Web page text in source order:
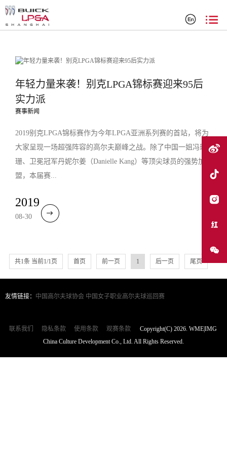
年轻力量来袭！别克LPGA锦标赛迎来95后
实力派
赛事新闻
2019别克LPGA锦标赛作为今年LPGA亚洲系列赛的首站，将为
大家呈现一场超强阵容的高尔夫巅峰之战。除了中国一姐冯珊
珊、卫冕冠军丹妮尔姜（Danielle Kang）等顶尖球员的强势加
盟，本届赛...
2019
08-30
共1条 当前1/1页 首页 前一页 1 后一页 尾页
友情链接： 中国高尔夫球协会 中国女子职业高尔夫球巡回赛
联系我们 隐私条款 使用条款 观赛条款
Copyright(C) 2026. WME|IMG
China Culture Development Co., Ltd. All Rights Reserved.